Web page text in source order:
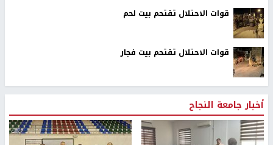
قوات الاحتلال تقتحم بيت لحم
قوات الاحتلال تقتحم بيت فجار
أخبار جامعة النجاح